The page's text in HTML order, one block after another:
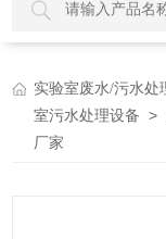
实验室废水/污水处
室污水处理设备 >
厂家